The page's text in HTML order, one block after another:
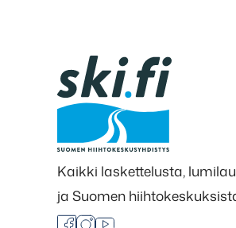
Kaikki laskettelusta,
ja Suomen